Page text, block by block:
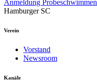
Anmeldung Probeschwimmen
Hamburger SC
Verein
Vorstand
Newsroom
Kanäle